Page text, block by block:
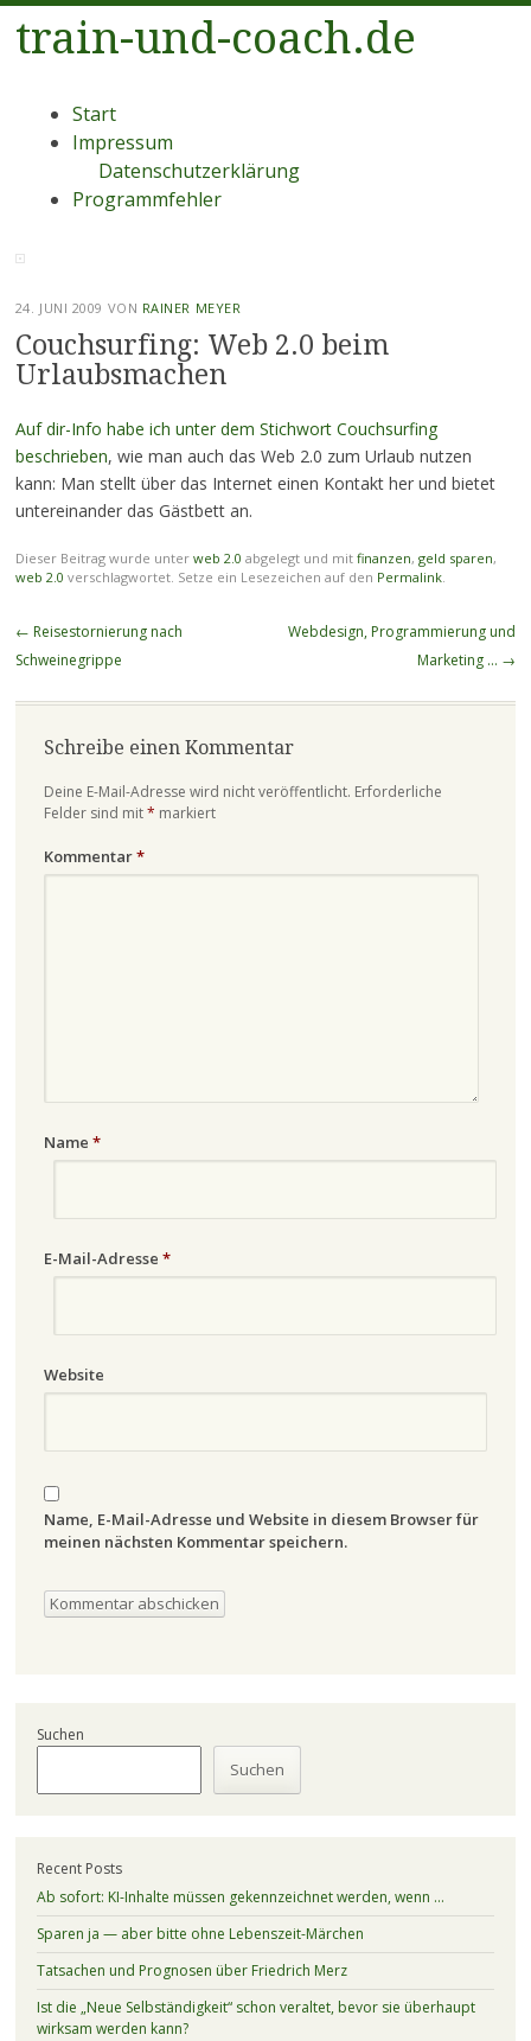
train-und-coach.de
Menü
Zum
Inhalt
Start
Impressum
Datenschutzerklärung
Programmfehler
24. JUNI 2009 VON RAINER MEYER
Couchsurfing: Web 2.0 beim
Urlaubsmachen
Auf dir-Info habe ich unter dem Stichwort Couchsurfing
beschrieben, wie man auch das Web 2.0 zum Urlaub nutzen
kann: Man stellt über das Internet einen Kontakt her und bietet
untereinander das Gästbett an.
Dieser Beitrag wurde unter web 2.0 abgelegt und mit finanzen, geld sparen,
web 2.0 verschlagwortet. Setze ein Lesezeichen auf den Permalink.
Beitragsnavigation
← Reisestornierung nach
Schweinegrippe
Webdesign, Programmierung und
Marketing … →
Schreibe einen Kommentar
Deine E-Mail-Adresse wird nicht veröffentlicht. Erforderliche
Felder sind mit* markiert
Kommentar*
Name *
E-Mail-Adresse *
Website
Name, E-Mail-Adresse und Website in diesem Browser für
meinen nächsten Kommentar speichern.
Suchen
Suchen
Recent Posts
Ab sofort: KI-Inhalte müssen gekennzeichnet werden, wenn …
Sparen ja — aber bitte ohne Lebenszeit-Märchen
Tatsachen und Prognosen über Friedrich Merz
Ist die „Neue Selbständigkeit“ schon veraltet, bevor sie überhaupt
wirksam werden kann?